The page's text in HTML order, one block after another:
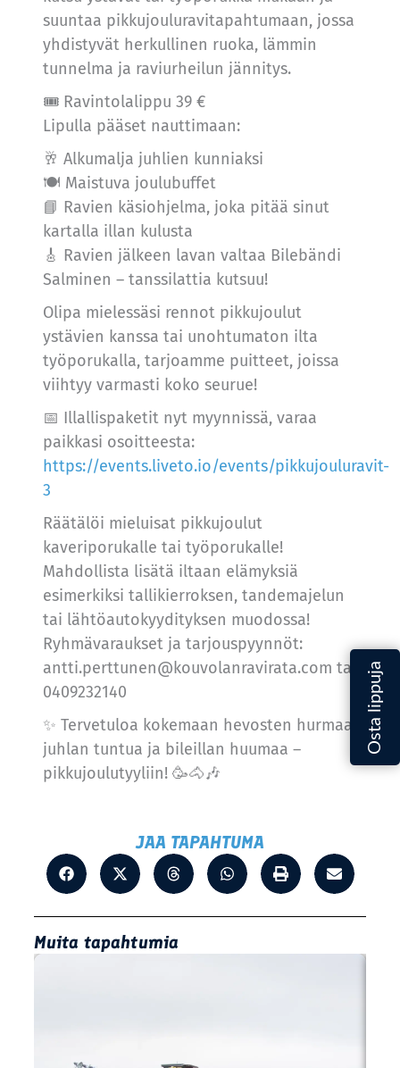
suuntaa pikkujouluravitapahtumaan, jossa
yhdistyvät herkullinen ruoka, lämmin
tunnelma ja raviurheilun jännitys.
🎟️ Ravintolalippu 39 €
Lipulla pääset nauttimaan:
🥂 Alkumalja juhlien kunniaksi
🍽️ Maistuva joulubuffet
📘 Ravien käsiohjelma, joka pitää sinut
kartalla illan kulusta
🎸 Ravien jälkeen lavan valtaa Bilebändi
Salminen – tanssilattia kutsuu!
Olipa mielessäsi rennot pikkujoulut
ystävien kanssa tai unohtumaton ilta
työporukalla, tarjoamme puitteet, joissa
viihtyy varmasti koko seurue!
📅 Illallispaketit nyt myynnissä, varaa
paikkasi osoitteesta:
https://events.liveto.io/events/pikkujouluravit-
3
Räätälöi mieluisat pikkujoulut
kaveriporukalle tai työporukalle!
Mahdollista lisätä iltaan elämyksiä
esimerkiksi tallikierroksen, tandemajelun
tai lähtöautokyydityksen muodossa!
Ryhmävaraukset ja tarjouspyynnöt:
antti.perttunen@kouvolanravirata.com tai
0409232140
✨ Tervetuloa kokemaan hevosten hurmaa,
juhlan tuntua ja bileillan huumaa –
pikkujoulutyyliin! 🥳🐴🎶
JAA TAPAHTUMA
Muita tapahtumia